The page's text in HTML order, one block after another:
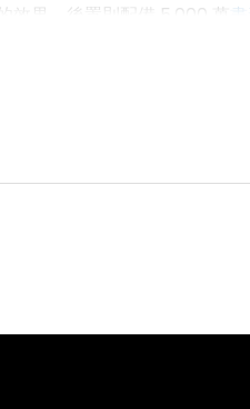
果。後置則配備 5,000 萬
果。此外，
，保持拍攝對象的最佳構圖